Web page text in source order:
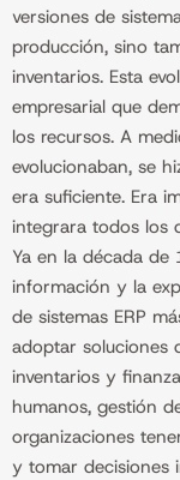
versiones de
producción, sino
inventarios. Esta
empresarial que
los recursos. A
evolucionaban, se
era suficiente. Era
integrara todos los
Ya en la década
información y la
de sistemas ERP
adoptar soluciones
inventarios y
humanos, gestión
organizaciones
y tomar decisiones